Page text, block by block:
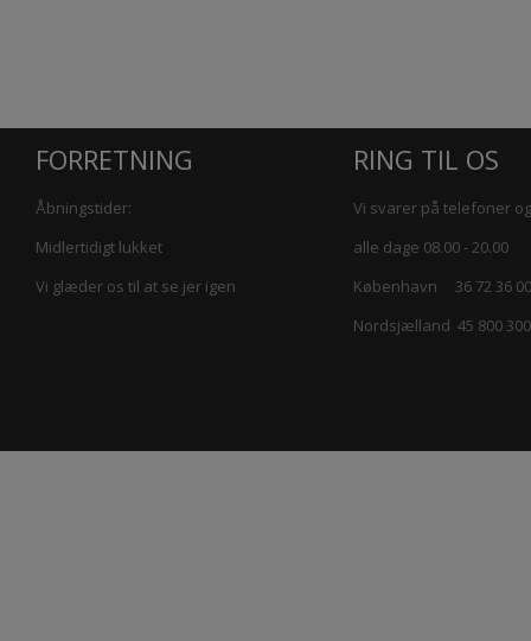
FORRETNING
Åbningstider:
Midlertidigt lukket
Vi glæder os til at se jer igen
RING TIL OS
Vi svarer på telefoner
alle dage 08.00 - 20.00
København 36 72 36 00
Nordsjælland 45 800 300